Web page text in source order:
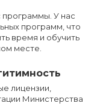
У нас
программ, что
время и обучить
месте.
лицензии,
Министерства